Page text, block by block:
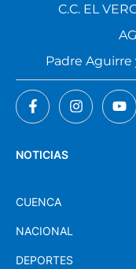
NOTICIAS
CUENCA
NACIONAL
DEPORTES
C.C. EL
Padre Aguirre